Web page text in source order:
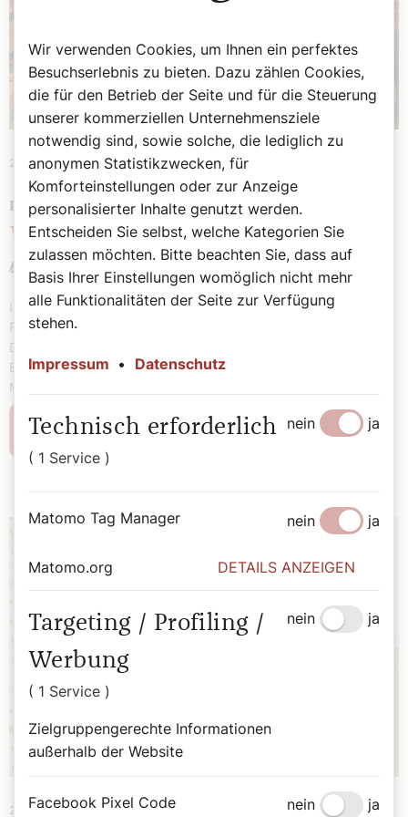
20. Mai 2026|Wien und Niederösterreich
PROGRAMM BIS PFINGSTMONTAG
Wiener Steffl-Kirtag eröffnet
Kathpress
Im Zeichen des gesellschaftlichen Zusammenhalts stand am
Freitag die Eröffnung des traditionellen Steffl-Kirtags in Wien.
Dompfarrer Toni Faber konnte dazu unter anderem wieder
Bürgermeister Michael Ludwig (SPÖ) und Bezirksvorsteher
Markus Figl (ÖVP) begrüßen.
Weiterlesen
22. September 2025|Österreich
Wir verwenden Cookies, um Ihnen ein perfektes
Besuchserlebnis zu bieten. Dazu zählen Cookies,
die für den Betrieb der Seite und für die Steuerung
unserer kommerziellen Unternehmensziele
notwendig sind, sowie solche, die lediglich zu
anonymen Statistikzwecken, für
Komforteinstellungen oder zur Anzeige
personalisierter Inhalte genutzt werden.
Entscheiden Sie selbst, welche Kategorien Sie
zulassen möchten. Bitte beachten Sie, dass auf
Basis Ihrer Einstellungen womöglich nicht mehr
alle Funktionalitäten der Seite zur Verfügung
stehen.
Impressum • Datenschutz
Technisch erforderlich
( 1 Service )
nein ja
Matomo Tag Manager nein ja
Matomo.org DETAILS ANZEIGEN
Targeting / Profiling /
Werbung
( 1 Service )
Zielgruppengerechte Informationen
außerhalb der Website
nein ja
Facebook Pixel Code nein ja